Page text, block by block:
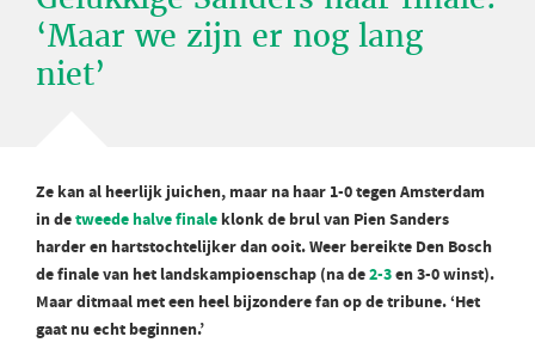
‘Maar we zijn er nog lang
niet’
Ze kan al heerlijk juichen, maar na haar 1-0 tegen Amsterdam
in detweede halve finale klonk de brul van Pien Sanders
harder en hartstochtelijker dan ooit. Weer bereikte Den Bosch
de finale van het landskampioenschap (na de2-3en 3-0 winst).
Maar ditmaal met een heel bijzondere fan op de tribune. ‘Het
gaat nu echt beginnen.’